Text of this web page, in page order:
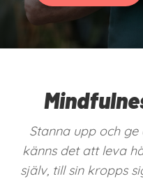
Stanna upp och
känns det att leva
själv, till sin kropps